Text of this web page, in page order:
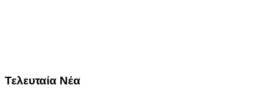
Τελευταία Νέα